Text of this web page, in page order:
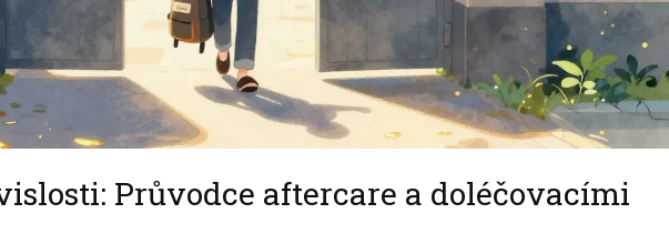
Průvodce aftercare a doléčovacími